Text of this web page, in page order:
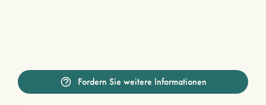
Fordern Sie weitere Informationen